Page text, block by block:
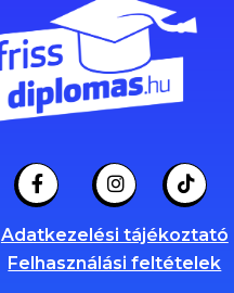
Adatkezelési tájékoztató
Felhasználási feltételek